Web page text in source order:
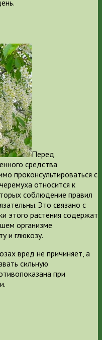
Перед
средства
проконсультироваться с
относится к
соблюдение правил
Это связано с
этого растения содержат
организме
и глюкозу.
вред не причиняет, а
сильную
при